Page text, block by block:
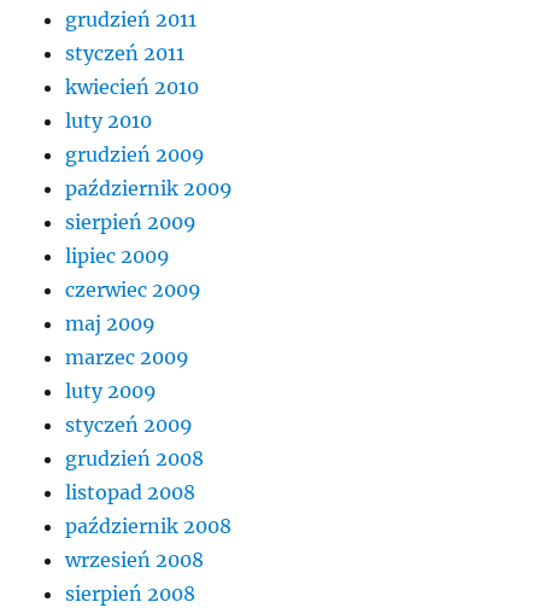
grudzień 2011
styczeń 2011
kwiecień 2010
luty 2010
grudzień 2009
październik 2009
sierpień 2009
lipiec 2009
czerwiec 2009
maj 2009
marzec 2009
luty 2009
styczeń 2009
grudzień 2008
listopad 2008
październik 2008
wrzesień 2008
sierpień 2008